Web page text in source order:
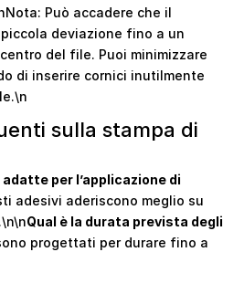
Può accadere che il
deviazione fino a un
del file. Puoi minimizzare
di inserire cornici inutilmente
sulla stampa di
per l’applicazione di
adesivi aderiscono meglio su
Qual è la durata prevista degli
progettati per durare fino a